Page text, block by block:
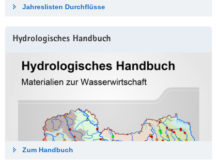
Jahreslisten Durch­flüsse
Hydrologisches Hand­buch
Zum Hand­buch